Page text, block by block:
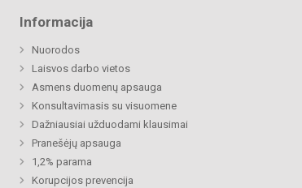
Informacija
Nuorodos
Laisvos darbo vietos
Asmens duomenų apsauga
Konsultavimasis su visuomene
Dažniausiai užduodami klausimai
Pranešėjų apsauga
1,2% parama
Korupcijos prevencija